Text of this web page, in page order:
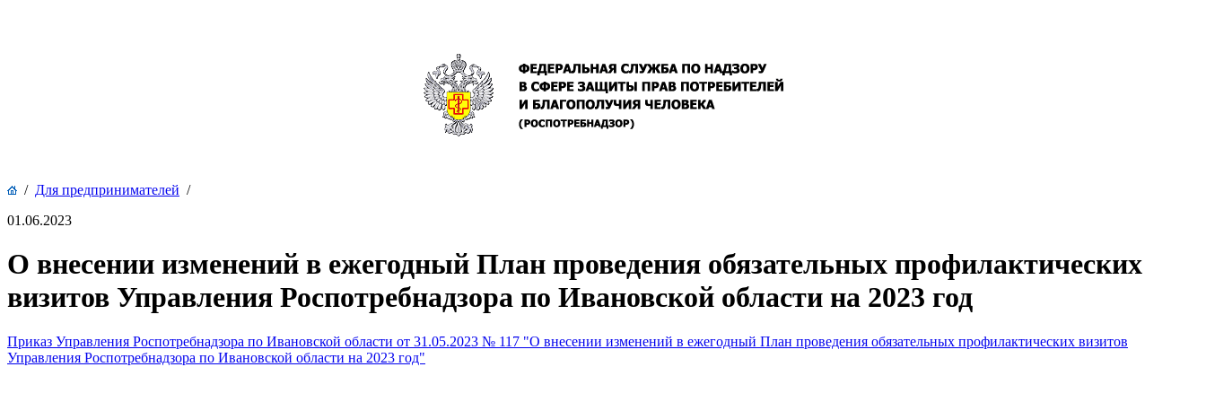
/ Для предпринимателей /
01.06.2023
О внесении изменений в ежегодный План проведения обязательных профилактических
визитов Управления Роспотребнадзора по Ивановской области на 2023 год
Приказ Управления Роспотребнадзора по Ивановской области от 31.05.2023 № 117 "О внесении изменений в ежегодный План проведения обязательных профилактических визитов
Управления Роспотребнадзора по Ивановской области на 2023 год"